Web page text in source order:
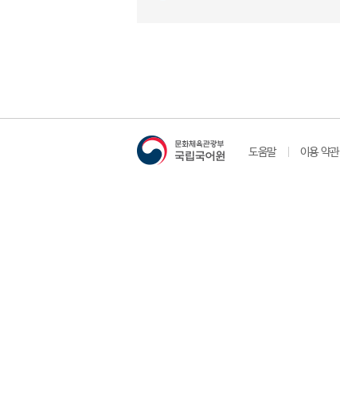
도움말 이용 약관